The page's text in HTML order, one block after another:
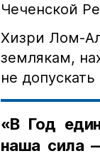
Чеченской
Хизри Лом-
землякам,
не
«В Год
наша сила